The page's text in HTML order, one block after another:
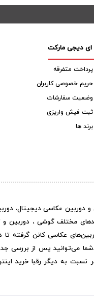
ای دیجی مارکت
پرداخت متفرقه
حریم خصوصی کاربران
وضعیت سفارشات
ثبت فیش واریزی
برند ها
و دوربین عکاسی دیجیتال،
مختلف گوشی ، دوربین
عکاسی کانن گرفته تا
شما می‌توانید پس از بررسی
به دیگر رقبا خرید